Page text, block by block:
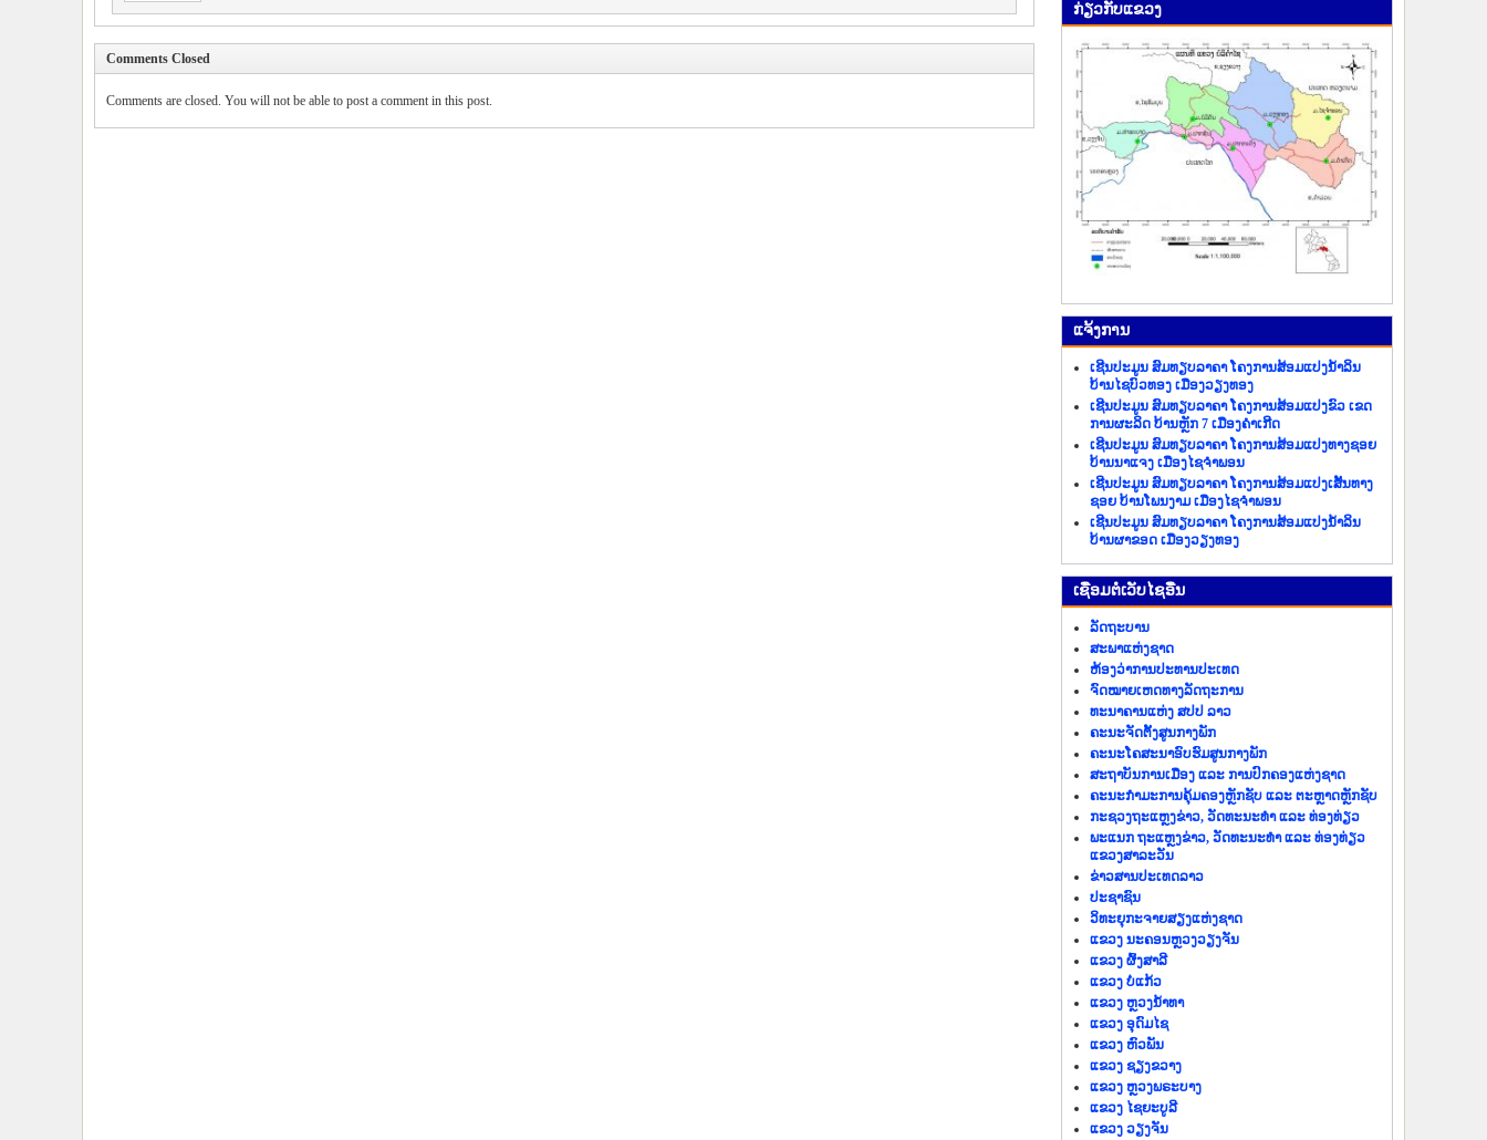
Comments Closed
Comments are closed. You will not be able to post a comment in this post.
ກ່ຽວ​ກັບ​ແຂວງ
ແຈ້ງ​ການ
ເຊີນປະມູນ ສົມທຽບລາຄາ ໂຄງການສ້ອມແປງນ້ຳລິນ
ບ້ານໄຊບົວທອງ ເມືອງວຽງທອງ
ເຊີນປະມູນ ສົມທຽບລາຄາ ໂຄງການສ້ອມແປງຂົວ ເຂດ
ການຜະລິດ ບ້ານຫຼັກ 7 ເມືອງຄຳເກີດ
ເຊີນປະມູນ ສົມທຽບລາຄາ ໂຄງການສ້ອມແປງທາງຊອຍ
ບ້ານນາແຈງ ເມືອງໄຊຈຳພອນ
ເຊີນປະມູນ ສົມທຽບລາຄາ ໂຄງການສ້ອມແປງເສັ້ນທາງ
ຊອຍ ບ້ານໂພນງາມ ເມືອງໄຊຈຳພອນ
ເຊີນປະມູນ ສົມທຽບລາຄາ ໂຄງການສ້ອມແປງນ້ຳລິນ
ບ້ານຜາຂອດ ເມືອງວຽງທອງ
​ເຊື່ອມ​ຕໍ່​ເວັບ​ໄຊ​ອື່ນ
ລັດ​ຖະ​ບານ
ສະພາແຫ່ງຊາດ
ຫ້ອງວ່າການປະທານປະເທດ
ຈົດໝາຍເຫດທາງລັດຖະການ
ທະນາຄານແຫ່ງ ສປປ ລາວ
ຄະນະຈັດຕັ້ງສູນກາງພັກ
ຄະນະໂຄສະນາອົບຮົມສູນກາງພັກ
ສະຖາບັນການເມືອງ ແລະ ການປົກຄອງແຫ່ງຊາດ
ຄະນະ​ກຳມະການ​ຄຸ້ມ​ຄອງ​ຫຼັກ​ຊັບ ແລະ ຕະຫຼາດຫຼັກຊັບ
ກະຊວງຖະແຫຼງຂ່າວ, ວັດທະນະທຳ ແລະ ທ່ອງທ່ຽວ
ພະແນກ ຖະແຫຼງຂ່າວ, ວັດທະນະທຳ ແລະ ທ່ອງທ່ຽວ
ແຂວງສາລະວັນ
ຂ່າວ​ສານ​ປະ​ເທດ​ລາວ
ປະ​ຊາ​ຊົນ
ວິທະຍຸກະຈາຍສຽງແຫ່ງຊາດ
ແຂວງ ນະ​ຄອນຫຼວງວຽງ​ຈັນ
ແຂວງ ຜົ້ງ​ສາ​ລີ
ແຂວງ ບໍ່​ແກ້ວ
ແຂວງ ຫຼວງນໍ້າທາ
ແຂວງ ອຸດົມໄຊ
ແຂວງ ຫົວພັນ
ແຂວງ ຊຽງຂວາງ
ແຂວງ ຫຼວງພຣະບາງ
ແຂວງ ໄຊຍະບູລີ
ແຂວງ ວຽງຈັນ